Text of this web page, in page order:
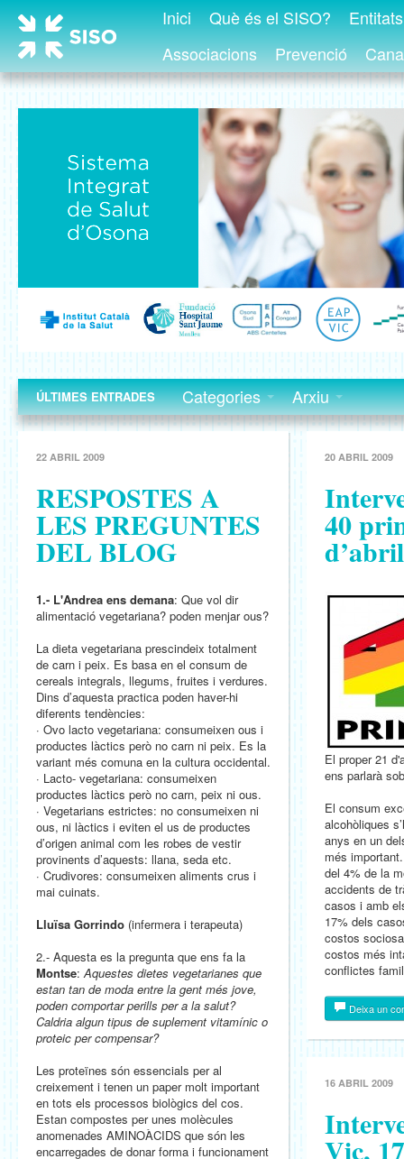
Inici Què és el SISO?
Associacions
Prevenció
ÚLTIMES ENTRADES Categories Arxiu
22 ABRIL 2009
RESPOSTES A
LES PREGUNTES
DEL BLOG
1.- L'Andrea ens demana: Que vol dir
alimentació vegetariana? poden menjar ous?
La dieta vegetariana prescindeix totalment
de carn i peix. Es basa en el consum de
cereals integrals, llegums, fruites i verdures.
Dins d’aquesta practica poden haver-hi
diferents tendències:
· Ovo lacto vegetariana: consumeixen ous i
productes làctics però no carn ni peix. Es la
variant més comuna en la cultura occidental.
· Lacto- vegetariana: consumeixen
productes làctics però no carn, peix ni ous.
· Vegetarians estrictes: no consumeixen ni
ous, ni làctics i eviten el us de productes
d’origen animal com les robes de vestir
provinents d’aquests: llana, seda etc.
· Crudivores: consumeixen aliments crus i
mai cuinats.
Lluïsa Gorrindo (infermera i terapeuta)
2.- Aquesta es la pregunta que ens fa la
Montse:Aquestes dietes vegetarianes que
estan tan de moda entre la gent més jove,
poden comportar perills per a la salut?
Caldria algun tipus de suplement vitamínic o
proteic per compensar?
Les proteïnes són essencials per al
creixement i tenen un paper molt important
en tots els processos biològics del cos.
Estan compostes per unes molècules
anomenades AMINOÀCIDS que són les
encarregades de donar forma i funcionament
20 ABRIL 2009
40
d’abril
El proper 21
ens parlarà
El consum
alcohòliques
anys en un
més
del 4% de la
accidents de
casos i amb
17% dels
costos
costos més
conflictes
Deixa un
16 ABRIL 2009
Vic,